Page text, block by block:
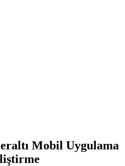
Mobil Uygulama